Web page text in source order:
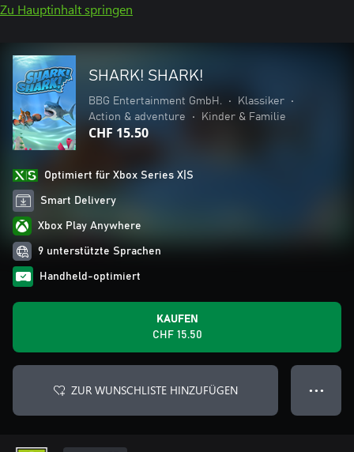
Zu Hauptinhalt springen
SHARK! SHARK!
BBG Entertainment GmbH. • Klassiker
•
Action & adventure
• Kinder & Familie
CHF 15.50
Optimiert für Xbox Series X|S
Smart Delivery
Xbox Play Anywhere
9 unterstützte Sprachen
Handheld-optimiert
KAUFEN
CHF 15.50
ZUR WUNSCHLISTE HINZUFÜGEN ● ● ●